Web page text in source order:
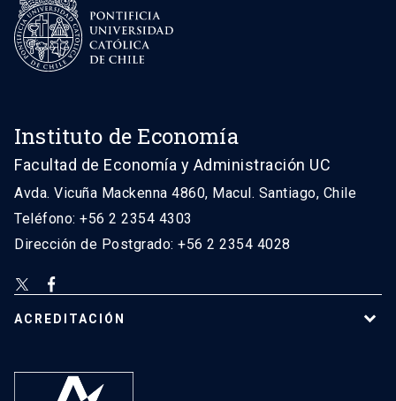
Instituto de Economía
Facultad de Economía y Administración UC
Avda. Vicuña Mackenna 4860, Macul. Santiago, Chile
Teléfono: +56 2 2354 4303
Dirección de Postgrado: +56 2 2354 4028
ACREDITACIÓN